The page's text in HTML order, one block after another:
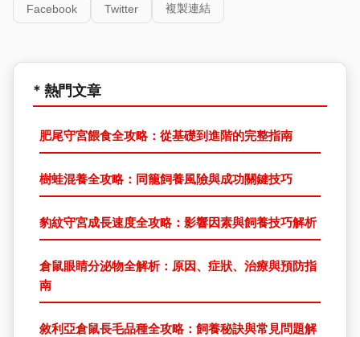
Facebook Twitter 複製連結
* 熱門文章
肥尾守宮餵食全攻略：從基礎到進階的完整指南
樹蛙混養全攻略：同籠飼養風險與成功關鍵技巧
豹紋守宮成長速度全攻略：影響因素與飼養技巧解析
倉鼠眼睛分泌物全解析：原因、症狀、治療與預防指
南
敘利亞倉鼠長毛品種全攻略：飼養秘訣與常見問題解